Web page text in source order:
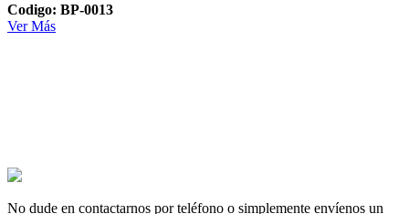
Codigo: BP-0013
Ver Más
No dude en contactarnos por teléfono o simplemente envíenos un